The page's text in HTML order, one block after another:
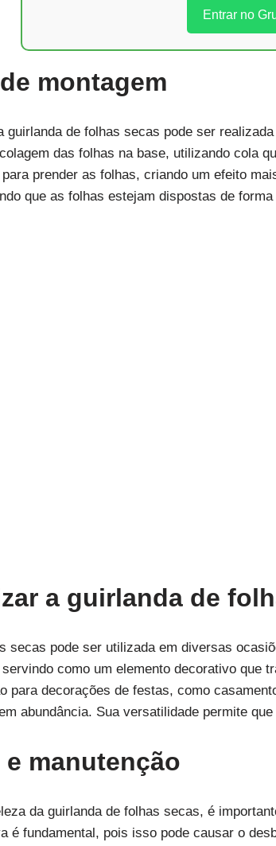
Entrar no
montagem
guirlanda de folhas secas pode ser
das folhas na base, utilizando cola
prender as folhas, criando um efeito
que as folhas estejam dispostas de
a guirlanda de
secas pode ser utilizada em diversas
como um elemento decorativo que
para decorações de festas, como
abundância. Sua versatilidade permite
manutenção
da guirlanda de folhas secas, é
é fundamental, pois isso pode causar o